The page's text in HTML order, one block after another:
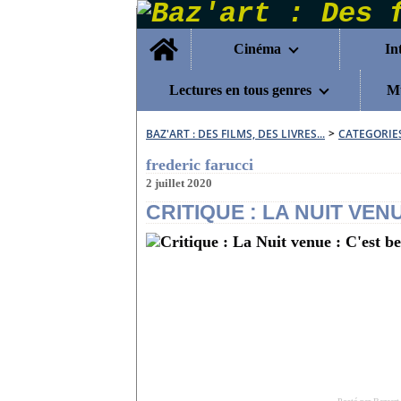
Home
Cinéma
Lectures en tous genres
BAZ'ART : DES FILMS, DES LIVRES... >
frederic farucci
2 juillet 2020
CRITIQUE : LA NUIT